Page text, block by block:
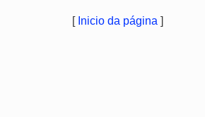
[ Inicio da página ]